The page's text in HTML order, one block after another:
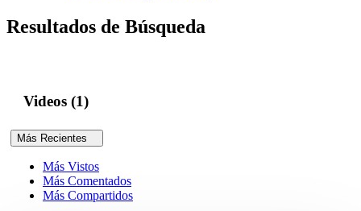
Resultados de Búsqueda
Videos (1)
Más Recientes
Más Vistos
Más Comentados
Más Compartidos